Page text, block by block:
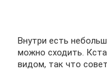
Внутри есть
можно сходить.
видом, так что